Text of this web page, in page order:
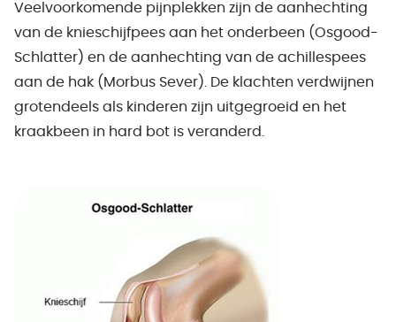
Veelvoorkomende pijnplekken zijn de aanhechting
van de knieschijfpees aan het onderbeen (Osgood-
Schlatter) en de aanhechting van de achillespees
aan de hak (Morbus Sever). De klachten verdwijnen
grotendeels als kinderen zijn uitgegroeid en het
kraakbeen in hard bot is veranderd.